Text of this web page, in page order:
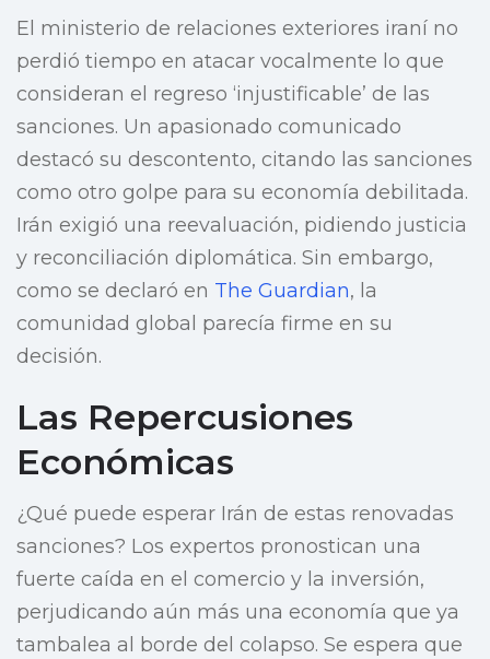
El ministerio de relaciones exteriores iraní no
perdió tiempo en atacar vocalmente lo que
consideran el regreso ‘injustificable’ de las
sanciones. Un apasionado comunicado
destacó su descontento, citando las sanciones
como otro golpe para su economía debilitada.
Irán exigió una reevaluación, pidiendo justicia
y reconciliación diplomática. Sin embargo,
como se declaró en The Guardian, la
comunidad global parecía firme en su
decisión.
Las Repercusiones
Económicas
¿Qué puede esperar Irán de estas renovadas
sanciones? Los expertos pronostican una
fuerte caída en el comercio y la inversión,
perjudicando aún más una economía que ya
tambalea al borde del colapso. Se espera que